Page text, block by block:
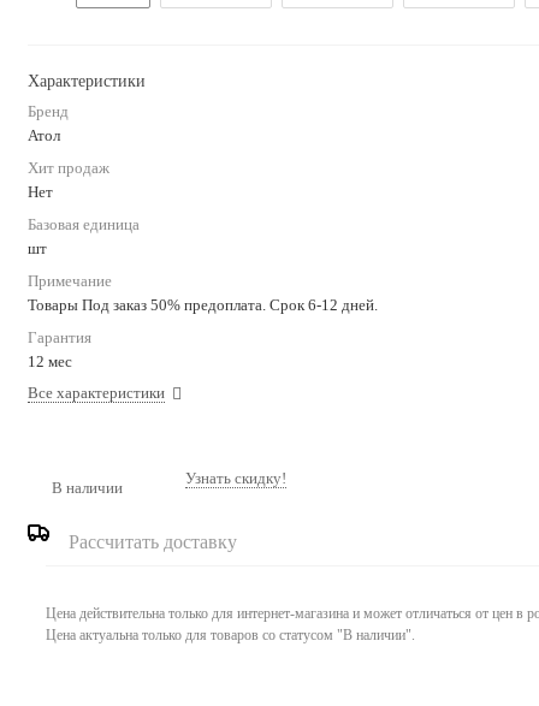
Характеристики
Бренд
Атол
Хит продаж
Нет
Базовая единица
шт
Примечание
Товары Под заказ 50% предоплата. Срок 6-12 дней.
Гарантия
12 мес
Все характеристики
В наличии Узнать скидку!
Рассчитать доставку
Цена действительна только для интернет-магазина и может отличаться от цен в
Цена актуальна только для товаров со статусом "В наличии".